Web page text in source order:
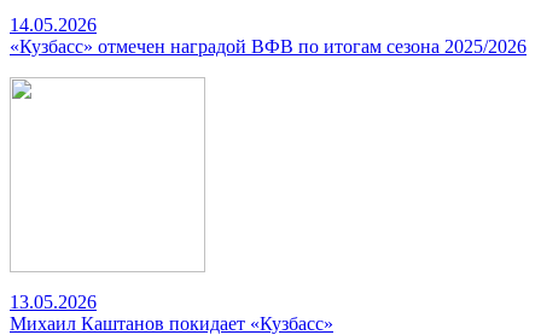
14.05.2026
«Кузбасс» отмечен наградой ВФВ по итогам сезона 2025/2026
13.05.2026
Михаил Каштанов покидает «Кузбасс»